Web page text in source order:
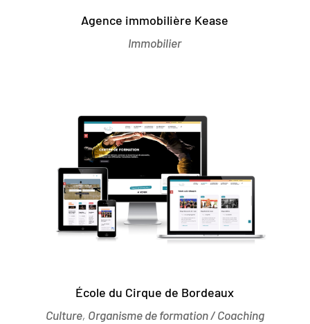
Agence immobilière Kease
Immobilier
École du Cirque de Bordeaux
Culture, Organisme de formation / Coaching